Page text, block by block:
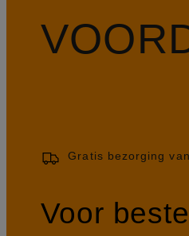
Gratis bezorging
Voor